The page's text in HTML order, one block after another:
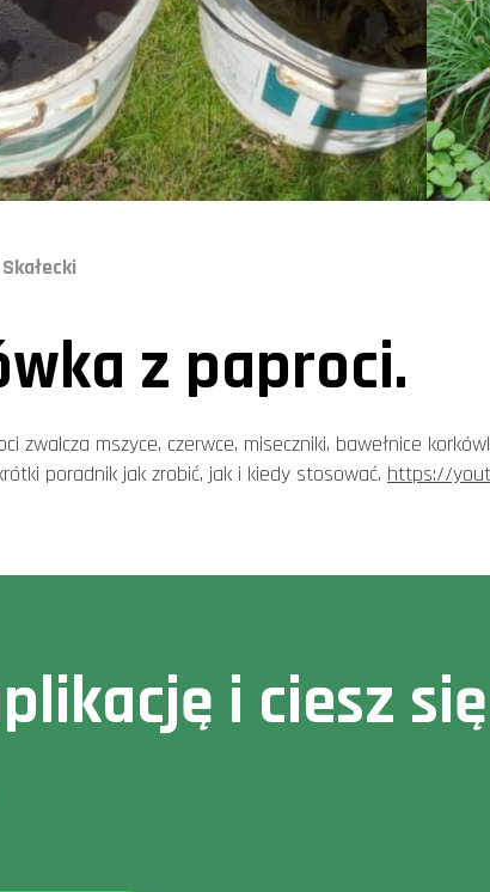
z paproci.
zwalcza mszyce, czerwce, miseczniki, bawełnice
poradnik jak zrobić, jak i kiedy stosować. https://
i ciesz